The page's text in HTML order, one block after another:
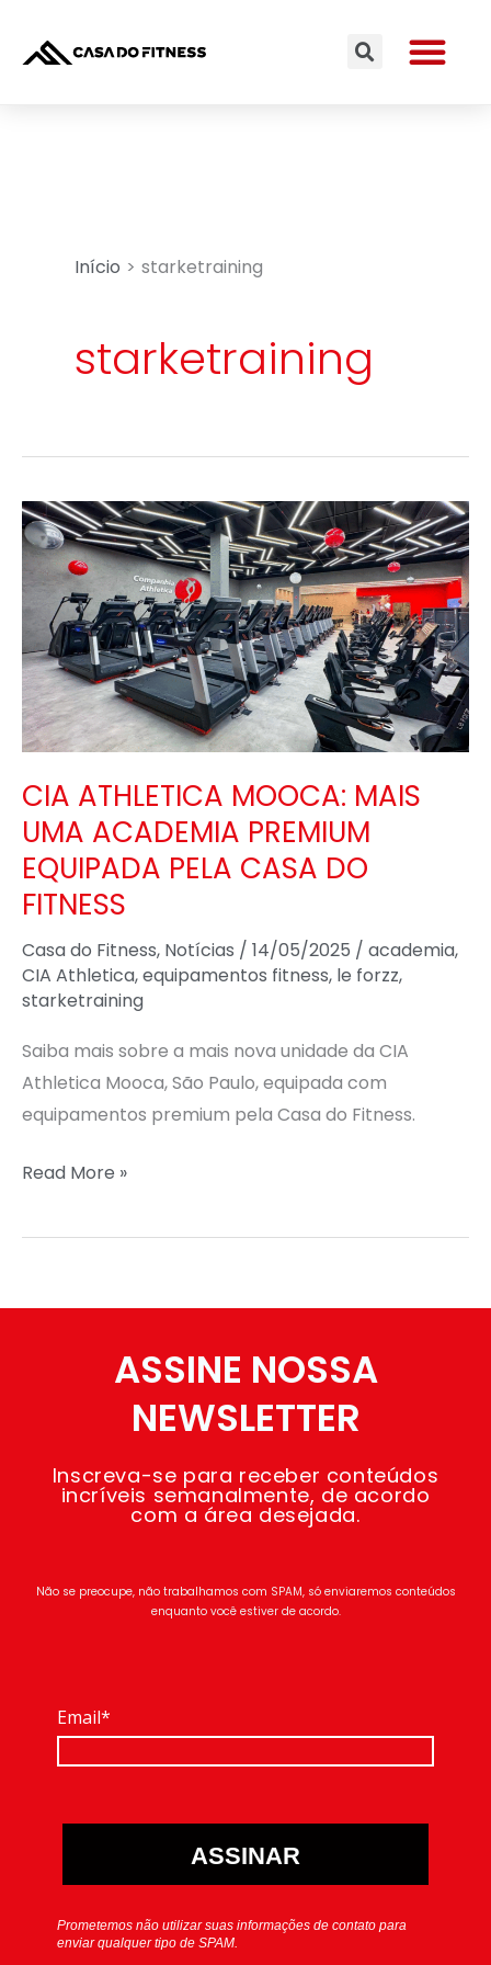
para
Search
Início starketraining
starketraining
CIA ATHLETICA MOOCA: MAIS
UMA ACADEMIA PREMIUM
EQUIPADA PELA CASA DO
FITNESS
Casa do Fitness, Notícias / 14/05/2025 / academia,
CIA Athletica,equipamentos fitness, le forzz,
starketraining
Saiba mais sobre a mais nova unidade da CIA
Athletica Mooca, São Paulo, equipada com
equipamentos premium pela Casa do Fitness.
CIA
ATHLETICA
MOOCA:
MAIS
UMA
ACADEMIA
PREMIUM
EQUIPADA
CASA
DO
FITNESS
Read More »
ASSINE NOSSA
NEWSLETTER
Inscreva-se para receber conteúdos
incríveis semanalmente, de acordo
com a área desejada.
Não se preocupe, não trabalhamos com SPAM, só enviaremos conteúdos
enquanto você estiver de acordo.
Email*
ASSINAR
Prometemos não utilizar suas informações de contato para
enviar qualquer tipo de SPAM.